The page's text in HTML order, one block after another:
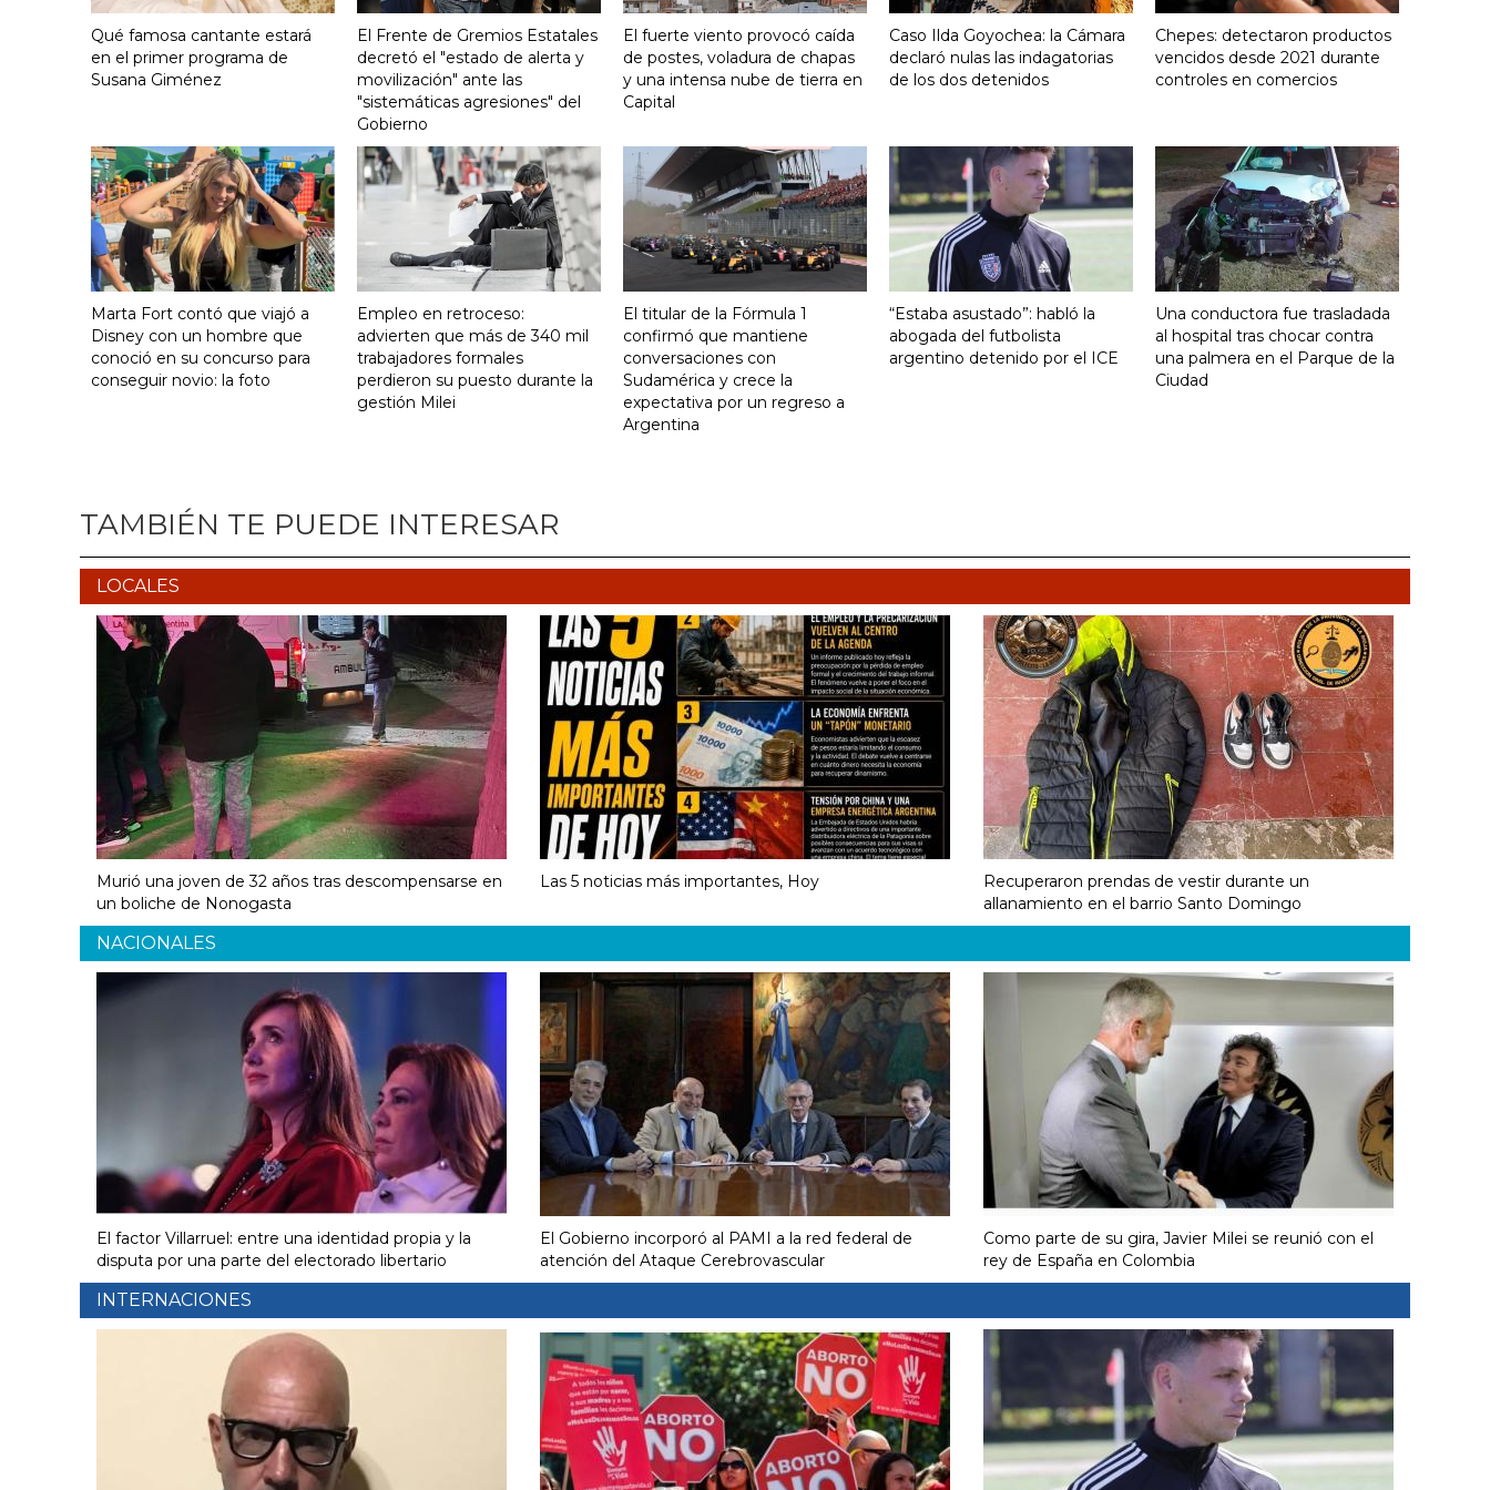
Qué famosa cantante estará
en el primer programa de
Susana Giménez
El Frente de Gremios Estatales
decretó el "estado de alerta y
movilización" ante las
"sistemáticas agresiones" del
Gobierno
El fuerte viento provocó caída
de postes, voladura de chapas
y una intensa nube de tierra en
Capital
Caso Ilda Goyochea: la Cámara
declaró nulas las indagatorias
de los dos detenidos
Chepes: detectaron productos
vencidos desde 2021 durante
controles en comercios
Marta Fort contó que viajó a
Disney con un hombre que
conoció en su concurso para
conseguir novio: la foto
Empleo en retroceso:
advierten que más de 340 mil
trabajadores formales
perdieron su puesto durante la
gestión Milei
El titular de la Fórmula 1
confirmó que mantiene
conversaciones con
Sudamérica y crece la
expectativa por un regreso a
Argentina
“Estaba asustado”: habló la
abogada del futbolista
argentino detenido por el ICE
Una conductora fue trasladada
al hospital tras chocar contra
una palmera en el Parque de la
Ciudad
TAMBIÉN TE PUEDE INTERESAR
LOCALES
Murió una joven de 32 años tras descompensarse en
un boliche de Nonogasta
Las 5 noticias más importantes, Hoy
Recuperaron prendas de vestir durante un
allanamiento en el barrio Santo Domingo
NACIONALES
El factor Villarruel: entre una identidad propia y la
disputa por una parte del electorado libertario
El Gobierno incorporó al PAMI a la red federal de
atención del Ataque Cerebrovascular
Como parte de su gira, Javier Milei se reunió con el
rey de España en Colombia
INTERNACIONES